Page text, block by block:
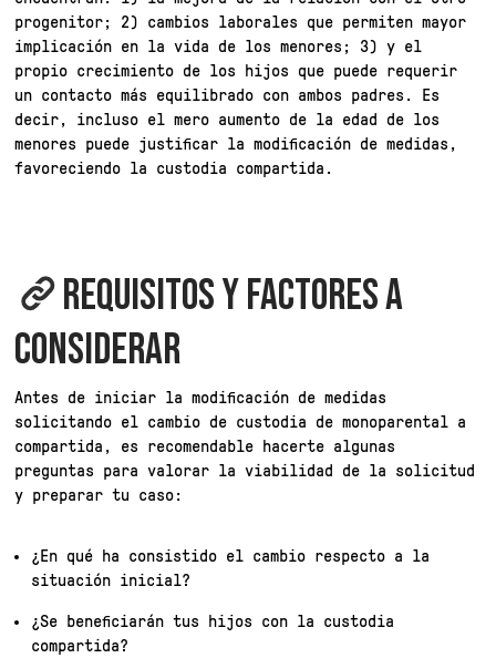
progenitor; 2) cambios laborales que permiten mayor
implicación en la vida de los menores; 3) y el
propio crecimiento de los hijos que puede requerir
un contacto más equilibrado con ambos padres. Es
decir, incluso el mero aumento de la edad de los
menores puede justificar la modificación de medidas,
favoreciendo la custodia compartida.
REQUISITOS Y FACTORES A
CONSIDERAR
Antes de iniciar la modificación de medidas
solicitando el cambio de custodia de monoparental a
compartida, es recomendable hacerte algunas
preguntas para valorar la viabilidad de la solicitud
y preparar tu caso:
¿En qué ha consistido el cambio respecto a la
situación inicial?
¿Se beneficiarán tus hijos con la custodia
compartida?